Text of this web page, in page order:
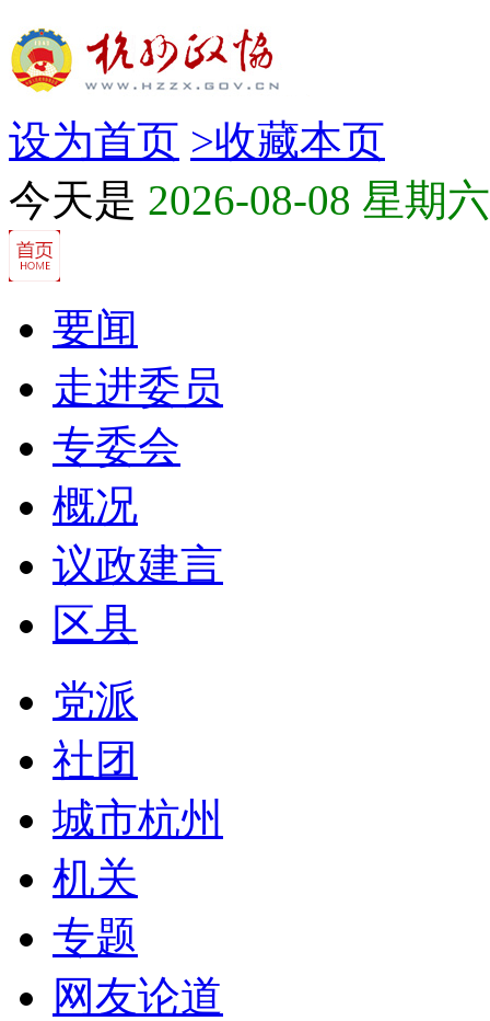
设为首页 >收藏本页
今天是 2026-08-08 星期六
要闻
走进委员
专委会
概况
议政建言
区县
党派
社团
城市杭州
机关
专题
网友论道